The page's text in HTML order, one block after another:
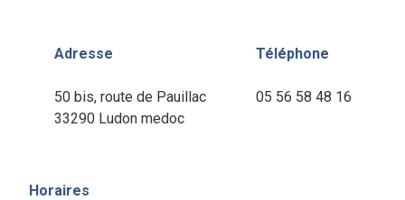
Adresse
50 bis, route de Pauillac
33290 Ludon medoc
Téléphone
05 56 58 48 16
Horaires